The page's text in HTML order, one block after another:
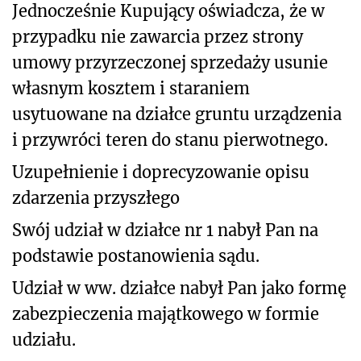
Jednocześnie Kupujący oświadcza, że w
przypadku nie zawarcia przez strony
umowy przyrzeczonej sprzedaży usunie
własnym kosztem i staraniem
usytuowane na działce gruntu urządzenia
i przywróci teren do stanu pierwotnego.
Uzupełnienie i doprecyzowanie opisu
zdarzenia przyszłego
Swój udział w działce nr 1 nabył Pan na
podstawie postanowienia sądu.
Udział w ww. działce nabył Pan jako formę
zabezpieczenia majątkowego w formie
udziału.